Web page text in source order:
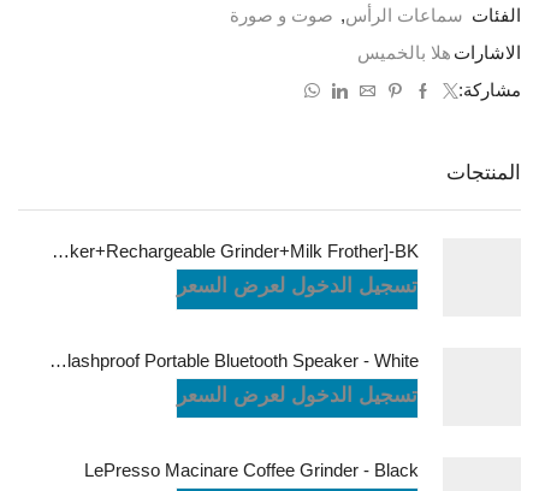
الفئات سماعات الرأس, صوت و صورة
الاشارات هلا بالخميس
مشاركة:
المنتجات
LePresso Brewology Coffee Kit [Espresso Maker+Rechargeable Grinder+Milk Frother]-BK
تسجيل الدخول لعرض السعر
JBL Charge6 Splashproof Portable Bluetooth Speaker - White
تسجيل الدخول لعرض السعر
LePresso Macinare Coffee Grinder - Black